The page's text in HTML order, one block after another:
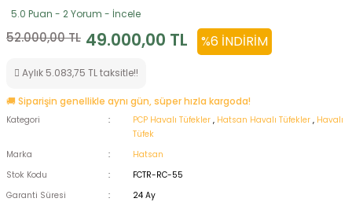
Mermisi
Tabure
5.0 Puan - 2 Yorum - İncele
52.000,00 TL 49.000,00 TL %6 İNDIRIM
Aylık 5.083,75 TL taksitle!!
🚚 Siparişin genellikle aynı gün, süper hızla kargoda!
Kategori PCP Havalı Tüfekler , Hatsan Havalı Tüfekler , Havalı
Tüfek
Marka
Hatsan
Stok Kodu
FCTR-RC-55
Garanti Süresi
24 Ay